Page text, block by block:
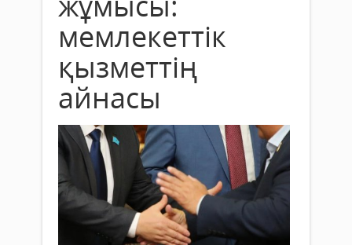
мемлекеттік
қызметтің
айнасы